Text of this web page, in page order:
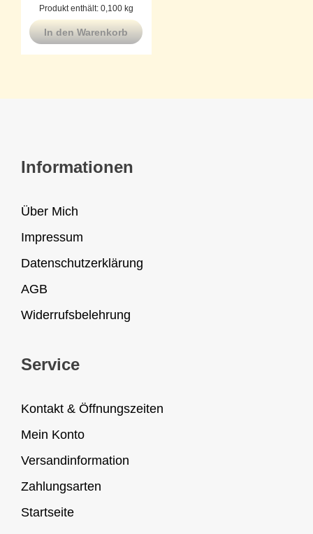
Produkt enthält: 0,100 kg
In den Warenkorb
Informationen
Über Mich
Impressum
Datenschutzerklärung
AGB
Widerrufsbelehrung
Service
Kontakt & Öffnungszeiten
Mein Konto
Versandinformation
Zahlungsarten
Startseite